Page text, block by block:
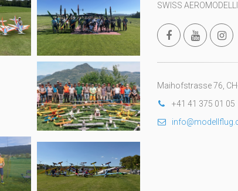
SWISS
Maihofstrasse 76,
+41 41 375 01 05